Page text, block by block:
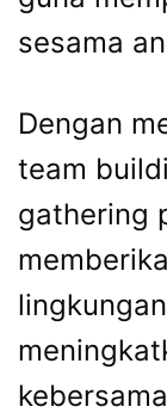
sesama
Dengan
team
gathering
lingkungan